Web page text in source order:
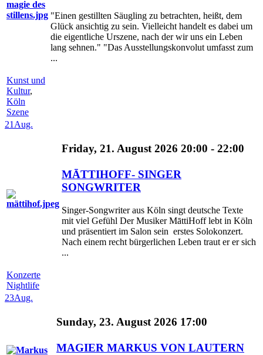
"Einen gestillten Säugling zu betrachten, heißt, dem
Glück ansichtig zu sein. Vielleicht handelt es dabei um
die eigentliche Urszene, nach der wir uns ein Leben
lang sehnen." "Das Ausstellungskonvolut umfasst zum
...
Kunst und
Kultur,
Köln
Szene
21 Aug.
Friday, 21. August 2026 20:00 - 22:00
MĀTTIHOFF- SINGER
SONGWRITER
Singer-Songwriter aus Köln singt deutsche Texte
mit viel Gefühl Der Musiker MāttiHoff lebt in Köln
und präsentiert im Salon sein erstes Solokonzert.
Nach einem recht bürgerlichen Leben traut er er sich
...
Konzerte
Nightlife
23Aug.
Sunday, 23. August 2026 17:00
MAGIER MARKUS VON LAUTERN